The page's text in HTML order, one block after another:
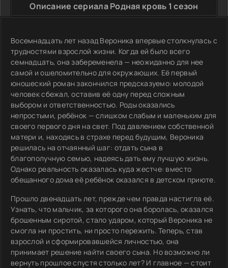
Описание сериала Родная кровь 1 сезон
Восемнадцать лет назад Вероника впервые столкнулась с
трудностями взрослой жизни. Когда ей было всего
семнадцать, она забеременела — неожиданно для нее
самой и ошеломительно для окружающих. Её первый
юношеский роман закончился предсказуемо: молодой
человек сбежал, оставив её одну перед сложным
выбором и ответственностью. Роды оказались
непростыми, ребёнок — слишком слабым и маленьким для
своего первого дня на свет. Под давлением собственной
матери и, находясь в страхе перед будущим, Вероника
решилась на отчаянный шаг: отдать сына в
благополучную семью, надеясь дать ему лучшую жизнь.
Однако реальность оказалась куда жестче: вместо
обещанного дома её ребёнок оказался в детском приюте.
Прошло двенадцать лет, прежде чем правда настигла её.
Узнать, что мальчик, за которого она боролась, оказался
брошенным сиротой, стало ударом, который Вероника не
смогла ни простить, ни просто пережить. Теперь, став
взрослой и сформировавшейся личностью, она
принимает решение найти своего сына. Но возможно ли
вернуть прошлое спустя столько лет? И главное — стоит